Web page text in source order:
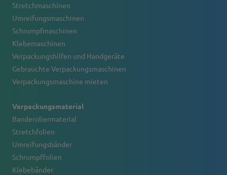
Stretchmaschinen
Umreifungsmaschinen
Schrumpfmaschinen
Klebemaschinen
Verpackungshilfen und Handgeräte
Gebrauchte Verpackungsmaschinen
Verpackungsmaschine mieten
Verpackungsmaterial
Banderoliermaterial
Stretchfolien
Umreifungsbänder
Schrumpffolien
Klebebänder